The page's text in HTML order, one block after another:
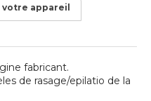
appareil
fabricant.
de rasage/epilatio de la